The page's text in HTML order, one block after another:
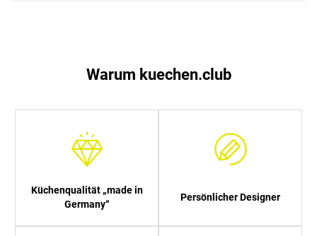
Warum kuechen.club
Küchenqualität „made in
Germany“
Persönlicher Designer